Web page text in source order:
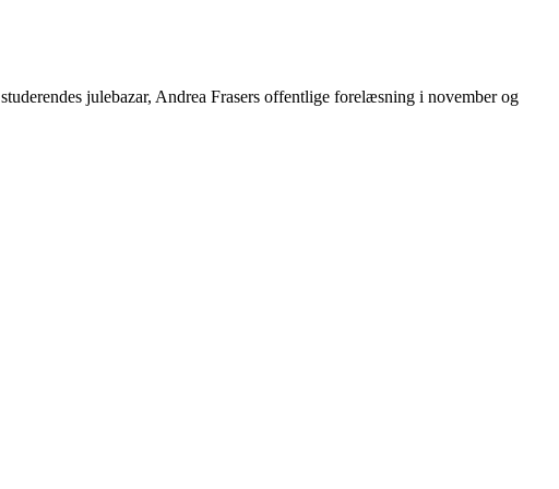
julebazar, Andrea Frasers offentlige forelæsning i november og